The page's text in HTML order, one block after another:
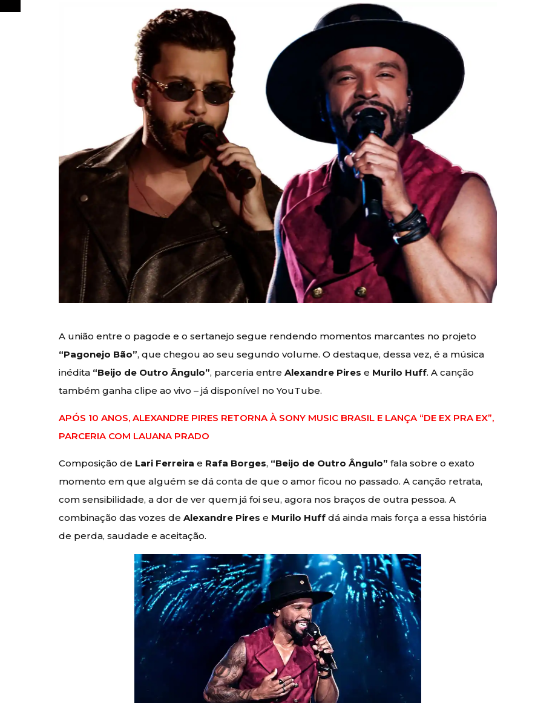
A união entre o pagode e o sertanejo segue rendendo momentos marcantes no projeto
“Pagonejo Bão”, que chegou ao seu segundo volume. O destaque, dessa vez, é a música
inédita “Beijo de Outro Ângulo”, parceria entreAlexandre Pires e Murilo Huff. A canção
também ganha clipe ao vivo – já disponível no YouTube.
APÓS 10 ANOS, ALEXANDRE PIRES RETORNA À SONY MUSIC BRASIL E LANÇA “DE EX PRA EX”,
PARCERIA COM LAUANA PRADO
Composição de Lari Ferreira e Rafa Borges, “Beijo de Outro Ângulo” fala sobre o exato
momento em que alguém se dá conta de que o amor ficou no passado. A canção retrata,
com sensibilidade, a dor de ver quem já foi seu, agora nos braços de outra pessoa. A
combinação das vozes deAlexandre Pires e Murilo Huff dá ainda mais força a essa história
de perda, saudade e aceitação.